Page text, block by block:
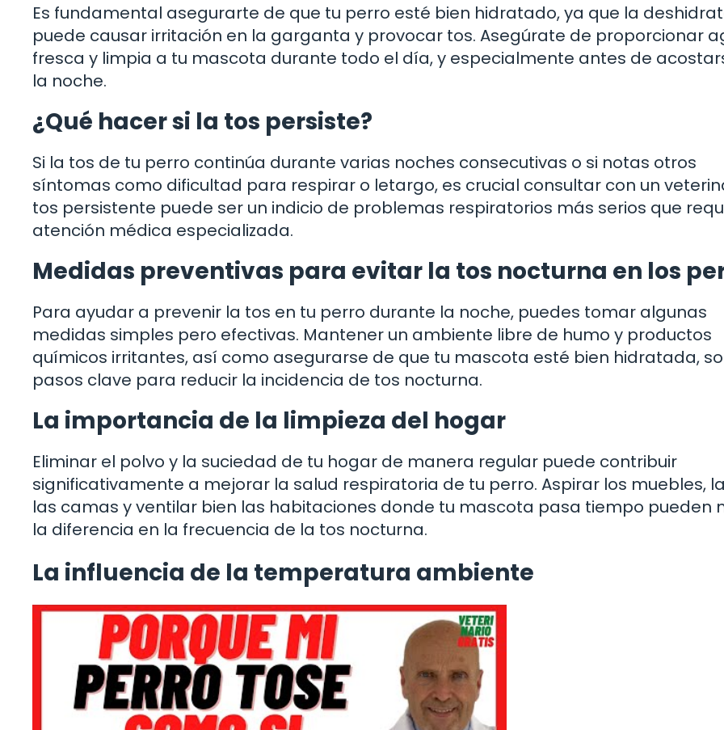
Es fundamental asegurarte de que tu perro esté bien hidratado, ya que la
puede causar irritación en la garganta y provocar tos. Asegúrate de proporcionar
fresca y limpia a tu mascota durante todo el día, y especialmente antes de
la noche.
¿Qué hacer si la tos persiste?
Si la tos de tu perro continúa durante varias noches consecutivas o si notas otros
síntomas como dificultad para respirar o letargo, es crucial consultar con un
tos persistente puede ser un indicio de problemas respiratorios más serios que
atención médica especializada.
Medidas preventivas para evitar la tos nocturna en los
Para ayudar a prevenir la tos en tu perro durante la noche, puedes tomar algunas
medidas simples pero efectivas. Mantener un ambiente libre de humo y productos
químicos irritantes, así como asegurarse de que tu mascota esté bien hidratada,
pasos clave para reducir la incidencia de tos nocturna.
La importancia de la limpieza del hogar
Eliminar el polvo y la suciedad de tu hogar de manera regular puede contribuir
significativamente a mejorar la salud respiratoria de tu perro. Aspirar los muebles,
las camas y ventilar bien las habitaciones donde tu mascota pasa tiempo pueden
la diferencia en la frecuencia de la tos nocturna.
La influencia de la temperatura ambiente